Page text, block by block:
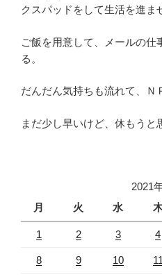
クスパッドをして生活を進ま
ご飯を用意して、メールの仕
る。
だんだん気持ちも流れて、Ｎ
まだ少し早いけど、休もうと
2021
月
火 水
1 2 3 4
8 9 10 11